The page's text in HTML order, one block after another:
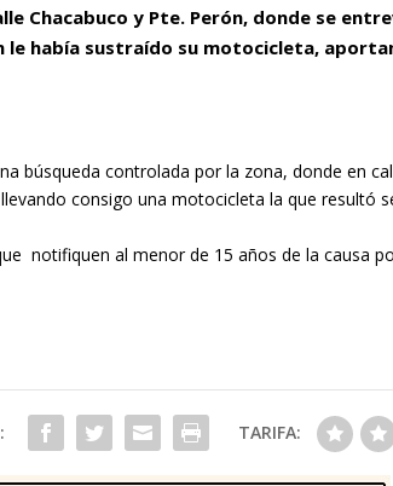
Chacabuco y Pte. Perón, donde se
le había sustraído su motocicleta,
búsqueda controlada por la zona, donde en
consigo una motocicleta la que resultó
notifiquen al menor de 15 años de la causa
TARIFA: